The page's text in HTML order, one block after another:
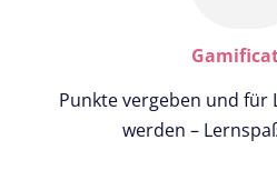
Punkte vergeben und
werden –